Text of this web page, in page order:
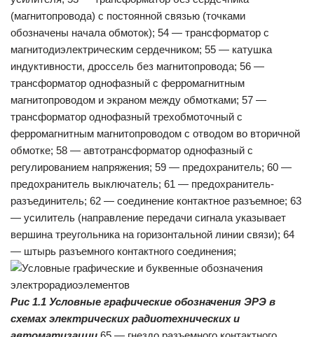
(магнитопровода) с постоянной связью (точками
обозначены начала обмоток); 54 — трансформатор с
магнитодиэлектрическим сердечником; 55 — катушка
индуктивности, дроссель без магнитопровода; 56 —
трансформатор однофазный с ферромагнитным
магнитопроводом и экраном между обмотками; 57 —
трансформатор однофазный трехобмоточный с
ферромагнитным магнитопроводом с отводом во вторичной
обмотке; 58 — автотрансформатор однофазный с
регулированием напряжения; 59 — предохранитель; 60 —
предохранитель выключатель; 61 — предохранитель-
разъединитель; 62 — соединение контактное разъемное; 63
— усилитель (направление передачи сигнала указывает
вершина треугольника на горизонтальной линии связи); 64
— штырь разъемного контактного соединения;
Рис 1.1 Условные графические обозначения ЭРЭ в
схемах электрических радиотехнических и